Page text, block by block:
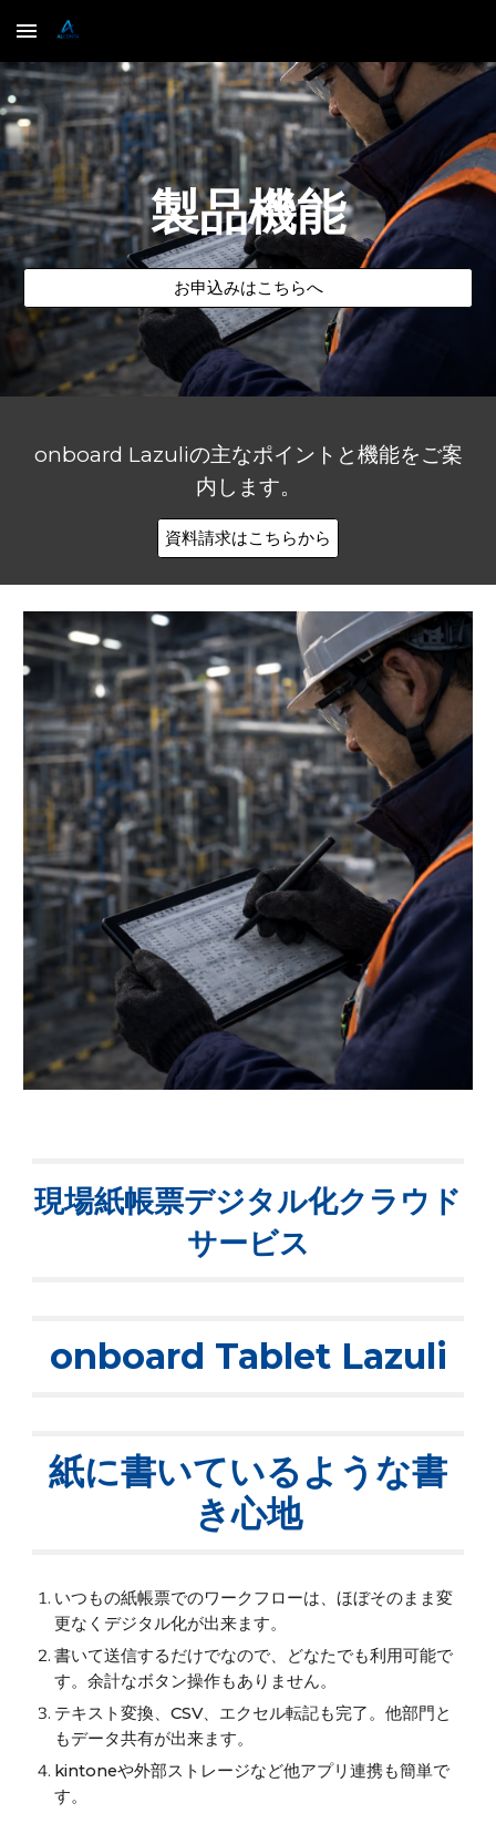
Skip to main content
製品機能
お申込みはこちらへ
onboard Lazuliの主なポイントと機能をご案
内します。
資料請求はこちらから
現場紙帳票デジタル化クラウド
サービス
onboard Tablet Lazuli
紙に書いているような書
き心地
いつもの紙帳票でのワークフローは、ほぼそのまま変
更なくデジタル化が出来ます。
書いて送信するだけでなので、どなたでも利用可能で
す。余計なボタン操作もありません。
テキスト変換、CSV、エクセル転記も完了。他部門と
もデータ共有が出来ます。
kintoneや外部ストレージなど他アプリ連携も簡単で
す。